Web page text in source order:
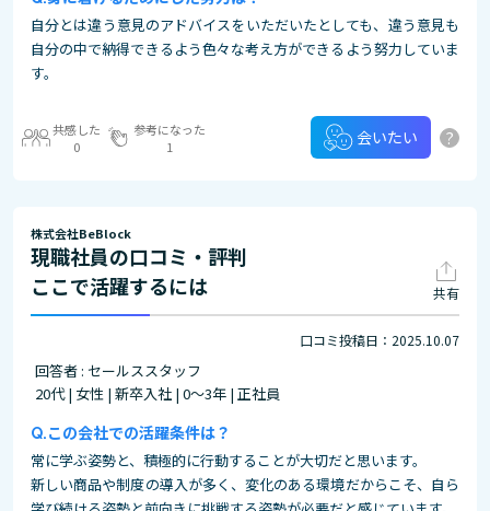
自分とは違う意見のアドバイスをいただいたとしても、違う意見も
自分の中で納得できるよう色々な考え方ができるよう努力していま
す。
共感した
0
参考になった
1
会いたい ?
株式会社BeBlock
現職社員の口コミ・評判
ここで活躍するには
共有
口コミ投稿日：2025.10.07
回答者 : セールススタッフ
20代 | 女性 | 新卒入社 | 0～3年 | 正社員
この会社での活躍条件は？
常に学ぶ姿勢と、積極的に行動することが大切だと思います。
新しい商品や制度の導入が多く、変化のある環境だからこそ、自ら